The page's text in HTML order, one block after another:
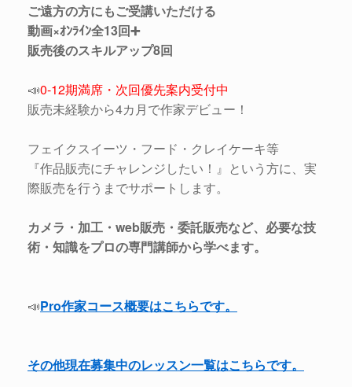
ご遠方の方にもご受講いただける
動画×ｵﾝﾗｲﾝ全13回➕
販売後のスキルアップ8回
📣0-12期満席・次回優先案内受付中
販売未経験から4カ月で作家デビュー！
フェイクスイーツ・フード・クレイケーキ等
『作品販売にチャレンジしたい！』という方に、実
際販売を行うまでサポートします。
カメラ・加工・web販売・委託販売など、必要な技
術・知識をプロの専門講師から学べます。
📣Pro作家コース概要はこちらです。
その他現在募集中のレッスン一覧はこちらです。